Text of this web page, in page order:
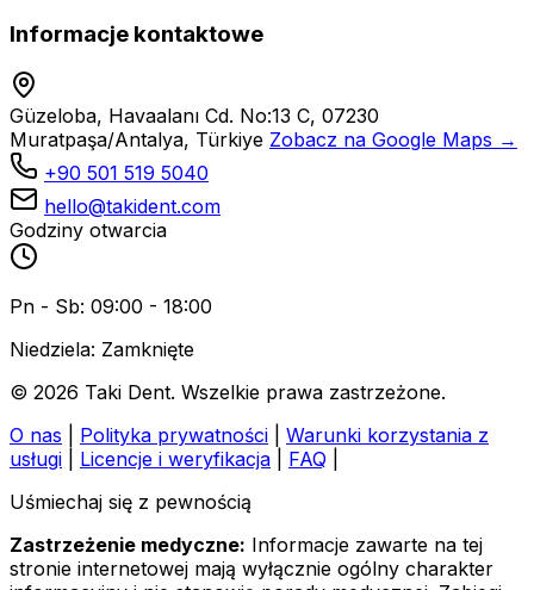
Informacje kontaktowe
Güzeloba, Havaalanı Cd. No:13 C, 07230
Muratpaşa/Antalya, Türkiye Zobacz na Google Maps →
+90 501 519 5040
hello@takident.com
Godziny otwarcia
Pn - Sb: 09:00 - 18:00
Niedziela: Zamknięte
© 2026 Taki Dent. Wszelkie prawa zastrzeżone.
O nas
Polityka prywatności
Warunki korzystania z
usługi
Licencje i weryfikacja FAQ
Uśmiechaj się z pewnością
Zastrzeżenie medyczne: Informacje zawarte na tej
stronie internetowej mają wyłącznie ogólny charakter